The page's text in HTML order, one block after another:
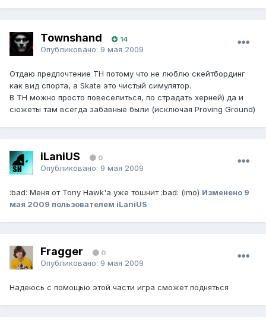
Townshand 14
Опубликовано: 9 мая 2009
Отдаю предпочтение TH потому что не люблю скейтбординг
как вид спорта, а Skate это чистый симулятор.
В TH можно просто повеселиться, по страдать херней) да и
сюжеты там всегда забавные были (исключая Proving Ground)
iLaniUS 0
Опубликовано: 9 мая 2009
:bad: Меня от Tony Hawk'a уже тошнит :bad: (imo) Изменено 9
мая 2009 пользователем iLaniUS
Fragger 0
Опубликовано: 9 мая 2009
Надеюсь с помощью этой части игра сможет подняться